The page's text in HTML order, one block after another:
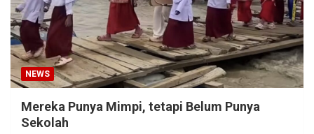
NEWS
Mereka Punya Mimpi, tetapi Belum Punya
Sekolah